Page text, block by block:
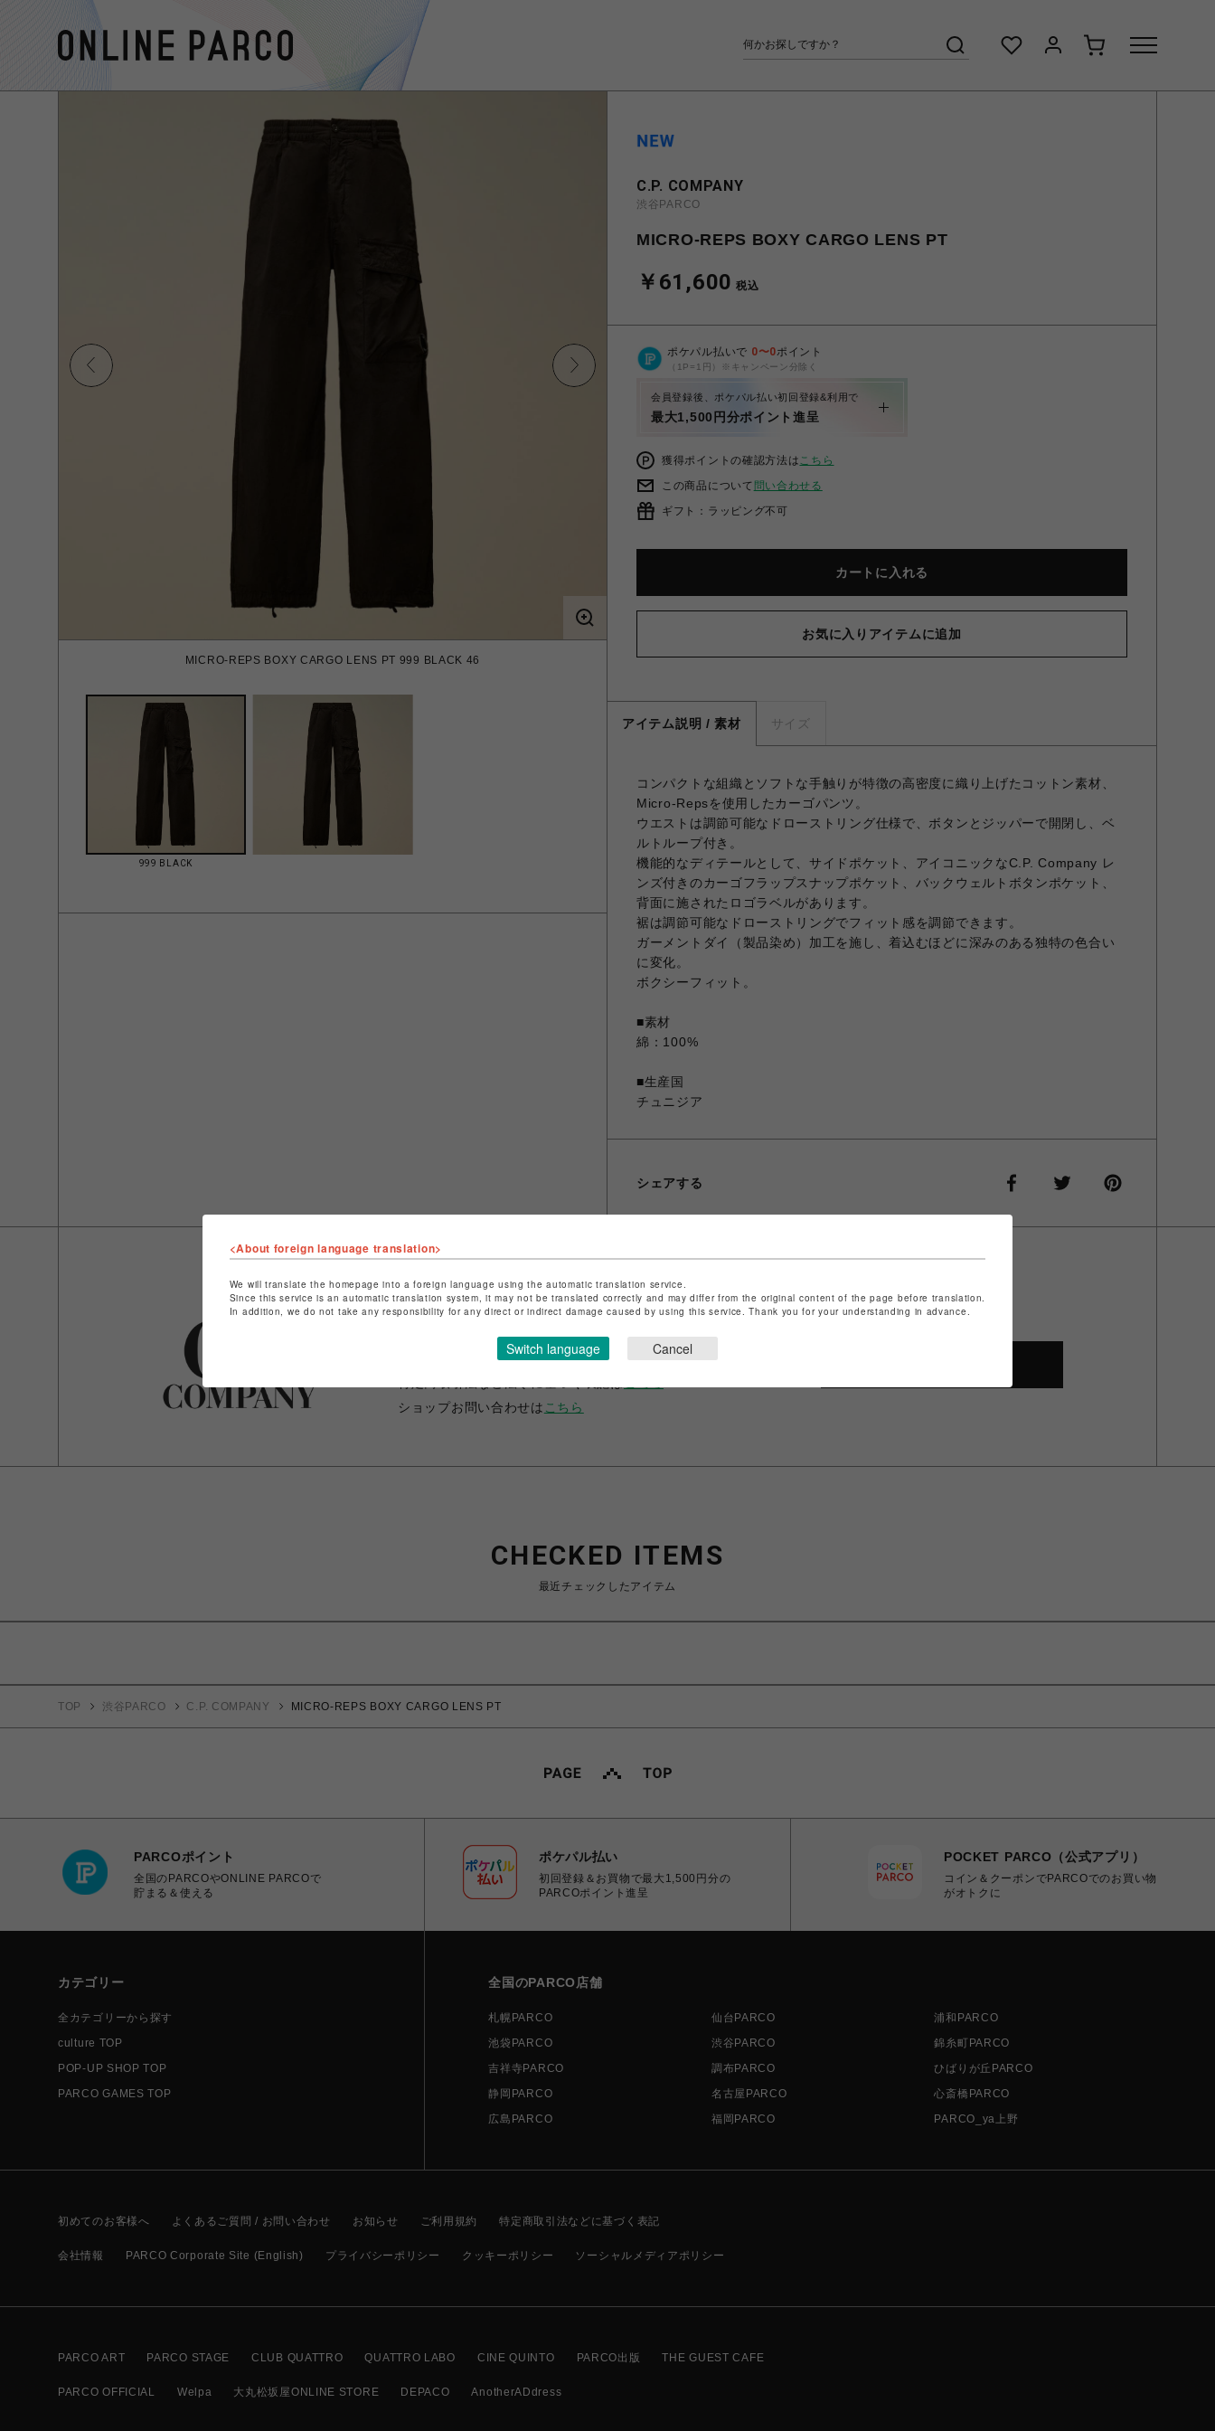
MICRO-REPS BOXY CARGO LENS PT 999 BLACK 46
999 BLACK
C.P. COMPANY
渋谷PARCO
MICRO-REPS BOXY CARGO LENS PT
￥61,600 税込
ポケパル払いで 0〜0ポイント
（1P=1円）※キャンペーン分除く
会員登録後、ポケパル払い初回登録&利用で
最大1,500円分ポイント進呈
獲得ポイントの確認方法はこちら
この商品について 問い合わせる
ギフト：ラッピング不可
カートに入れる
お気に入りアイテムに追加
アイテム説明 / 素材 サイズ
コンパクトな組織とソフトな手触りが特徴の高密度に織り上げたコットン素材、
Micro-Repsを使用したカーゴパンツ。
ウエストは調節可能なドローストリング仕様で、ボタンとジッパーで開閉し、ベ
ルトループ付き。
機能的なディテールとして、サイドポケット、アイコニックなC.P. Company レ
ンズ付きのカーゴフラップスナップポケット、バックウェルトボタンポケット、
背面に施されたロゴラベルがあります。
裾は調節可能なドローストリングでフィット感を調節できます。
ガーメントダイ（製品染め）加工を施し、着込むほどに深みのある独特の色合い
に変化。
ボクシーフィット。
■素材
綿：100%
■生産国
チュニジア
シェアする
渋谷PARCO
ショップお問い合わせは こちら
CHECKED ITEMS
最近チェックしたアイテム
TOP 渋谷PARCO C.P. COMPANY MICRO-REPS BOXY CARGO LENS PT
PARCOポイント
全国のPARCOやONLINE PARCOで
貯まる＆使える
ポケパル払い
初回登録＆お買物で最大1,500円分の
PARCOポイント進呈
POCKET PARCO（公式アプリ）
コイン＆クーポンでPARCOでのお買い物
がオトクに
カテゴリー
全カテゴリーから探す
culture TOP
POP-UP SHOP TOP
PARCO GAMES TOP
全国のPARCO店舗
札幌PARCO 仙台PARCO
浦和PARCO
池袋PARCO
渋谷PARCO
錦糸町PARCO
吉祥寺PARCO
調布PARCO
ひばりが丘PARCO
静岡PARCO
名古屋PARCO
心斎橋PARCO
広島PARCO
福岡PARCO PARCO_ya上野
初めてのお客様へ よくあるご質問 / お問い合わせ お知らせ ご利用規約 特定商取引法などに基づく表記
会社情報 PARCO Corporate Site (English) プライバシーポリシー クッキーポリシー ソーシャルメディアポリシー
PARCO ART PARCO STAGE CLUB QUATTRO QUATTRO LABO CINE QUINTO PARCO出版 THE GUEST CAFE
PARCO OFFICIAL Welpa 大丸松坂屋ONLINE STORE DEPACO AnotherADdress
<About foreign language translation>
We will translate the homepage into a foreign language using the automatic translation service.
Since this service is an automatic translation system, it may not be translated correctly and may differ from the original content of the page before translation.
In addition, we do not take any responsibility for any direct or indirect damage caused by using this service. Thank you for your understanding in advance.
Switch language Cancel